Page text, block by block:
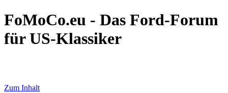
FoMoCo.eu - Das Ford-Forum
für US-Klassiker
Zum Inhalt